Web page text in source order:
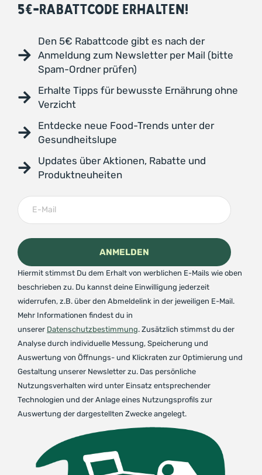
5€-RABATTCODE ERHALTEN!
Den 5€ Rabattcode gibt es nach der
Anmeldung zum Newsletter per Mail (bitte
Spam-Ordner prüfen)
Erhalte Tipps für bewusste Ernährung ohne
Verzicht
Entdecke neue Food-Trends unter der
Gesundheitslupe
Updates über Aktionen, Rabatte und
Produktneuheiten
Hiermit stimmst Du dem Erhalt von werblichen E-Mails wie oben
beschrieben zu. Du kannst deine Einwilligung jederzeit
widerrufen, z.B. über den Abmeldelink in der jeweiligen E-Mail.
Mehr Informationen findest du in
unserer Datenschutzbestimmung. Zusätzlich stimmst du der
Analyse durch individuelle Messung, Speicherung und
Auswertung von Öffnungs- und Klickraten zur Optimierung und
Gestaltung unserer Newsletter zu. Das persönliche
Nutzungsverhalten wird unter Einsatz entsprechender
Technologien und der Anlage eines Nutzungsprofils zur
Auswertung der dargestellten Zwecke angelegt.